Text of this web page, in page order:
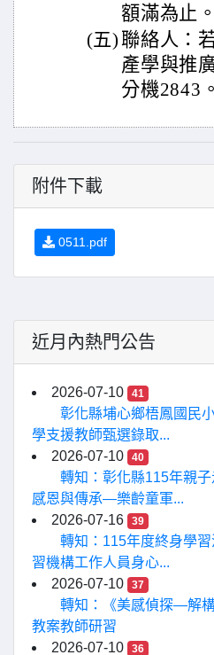
額滿為止。
(五) 聯絡人：
產學與推
分機2843。
附件下載
0511.pdf
近月內熱門公告
2026-07-10 41
彰化縣埔心鄉梧鳳國民
學支援教師甄選錄取...
2026-07-10
40
轉知：彰化縣115年親
感恩與傳承—樂齡童軍...
2026-07-16
39
轉知：115年度終身學
習機構工作人員身心...
2026-07-10
37
轉知：《美感偵探—解
教案教師研習
2026-07-10
36